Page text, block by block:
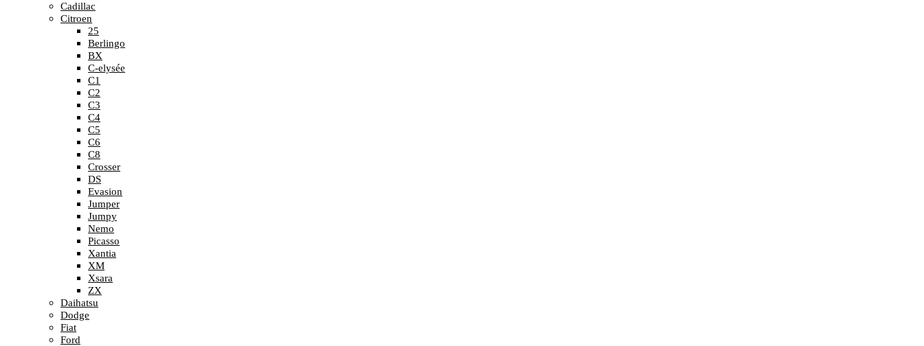
Cadillac
Citroen
25
Berlingo
BX
C-elysée
C1
C2
C3
C4
C5
C6
C8
Crosser
DS
Evasion
Jumper
Jumpy
Nemo
Picasso
Xantia
XM
Xsara
ZX
Daihatsu
Dodge
Fiat
Ford